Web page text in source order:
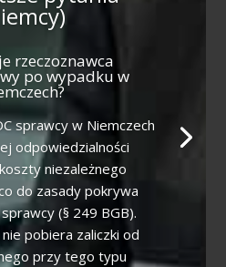
rzeczoznawca
po wypadku w
sprawcy w Niemczech
odpowiedzialności
niezależnego
do zasady pokrywa
(§ 249 BGB).
pobiera zaliczki od
przy tego typu